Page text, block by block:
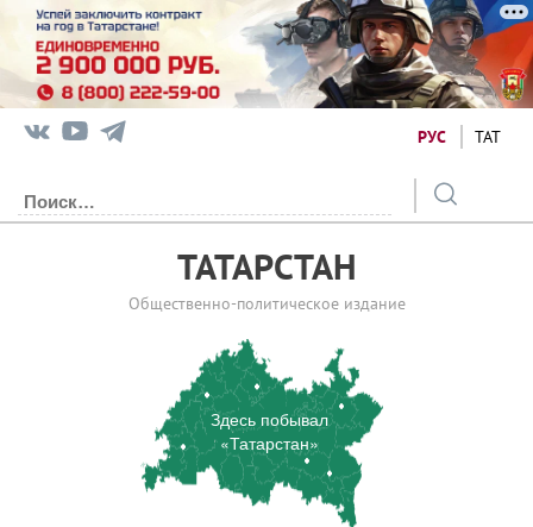
РУС ТАТ
ТАТАРСТАН
Общественно-политическое издание
Здесь побывал
«Татарстан»